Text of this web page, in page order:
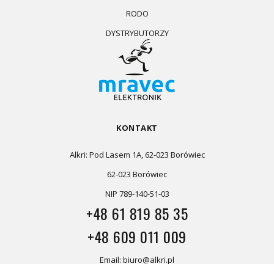
RODO
DYSTRYBUTORZY
KONTAKT
Alkri: Pod Lasem 1A, 62-023 Borówiec
62-023 Borówiec
NIP 789-140-51-03
+48 61 819 85 35
+48 609 011 009
Email: biuro@alkri.pl